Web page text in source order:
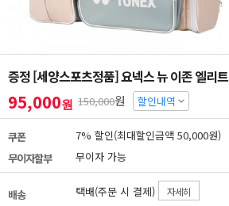
증정 [세양스포츠정품] 요넥스 뉴 이존 엘리
95,000원 150,000원 할인내역
쿠폰
7% 할인(최대할인금액 50,000원)
무이자할부
무이자 가능
배송 택배(주문 시 결제) 자세히